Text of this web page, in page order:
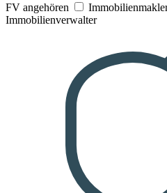
FV angehören
Immobilienverwalter